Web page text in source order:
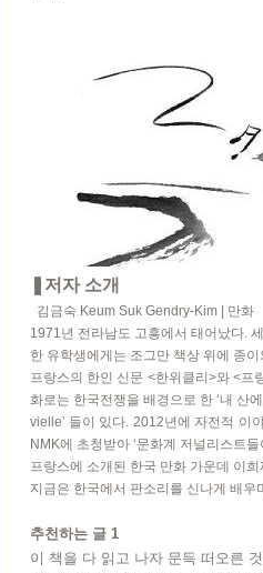
❚저자 소개
김금숙 Keum Suk Gendry-Kim | 만화
1971년 전라남도 고흥에서 태어났다.
한 유학생에게는 조그만 책상 위에 종
프랑스의 한인 신문 <한위클리>와 <프
화로는 한국전쟁을 배경으로 한 ‘내 산
vielle’ 들이 있다. 2012년에 자전적 이
NMK에 초청받아 ‘문화계 저널리스트
프랑스에 소개된 한국 만화 가운데 이
지금은 한국에서 판소리를 신나게 배우
추천하는 글 1
이 책을 다 읽고 나자 문득 떠오른